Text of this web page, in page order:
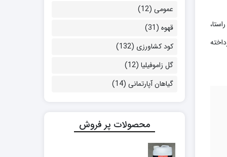
عمومی (12)
قهوه (31)
کود کشاورزی (132)
گل زاموفیلیا (12)
گیاهان آپارتمانی (14)
محصولات پر فروش